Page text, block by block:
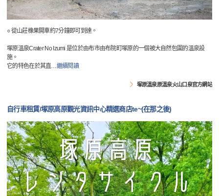
○ 從山莊橡果開車約7分鐘即可到達。
塚原溫泉Crater No Izumi 是位於由布市由布院町塚原的一個被大自然包圍的溫泉設
施。
它的特色在於其直…繼續閱讀
塚原溫泉原溫泉火山口泉官方網站
自行車租賃/塚原高原觀光資訊中心精選商店te~(在那之後)